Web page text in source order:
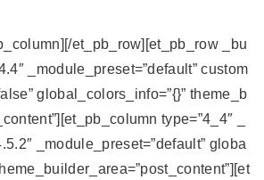
et_pb_row][et_pb_row _bu
_module_preset=”default” custom
global_colors_info=”{}” theme_b
type=”4_4″ _
_module_preset=”default” globa